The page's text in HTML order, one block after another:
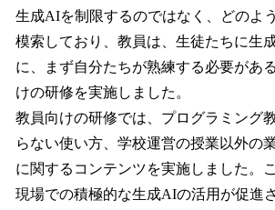
生成AIを制限するのではなく、どのよ
模索しており、教員は、生徒たちに生
に、まず自分たちが熟練する必要があ
けの研修を実施しました。
教員向けの研修では、プログラミング
らない使い方、学校運営の授業以外の
に関するコンテンツを実施しました。
現場での積極的な生成AIの活用が促進